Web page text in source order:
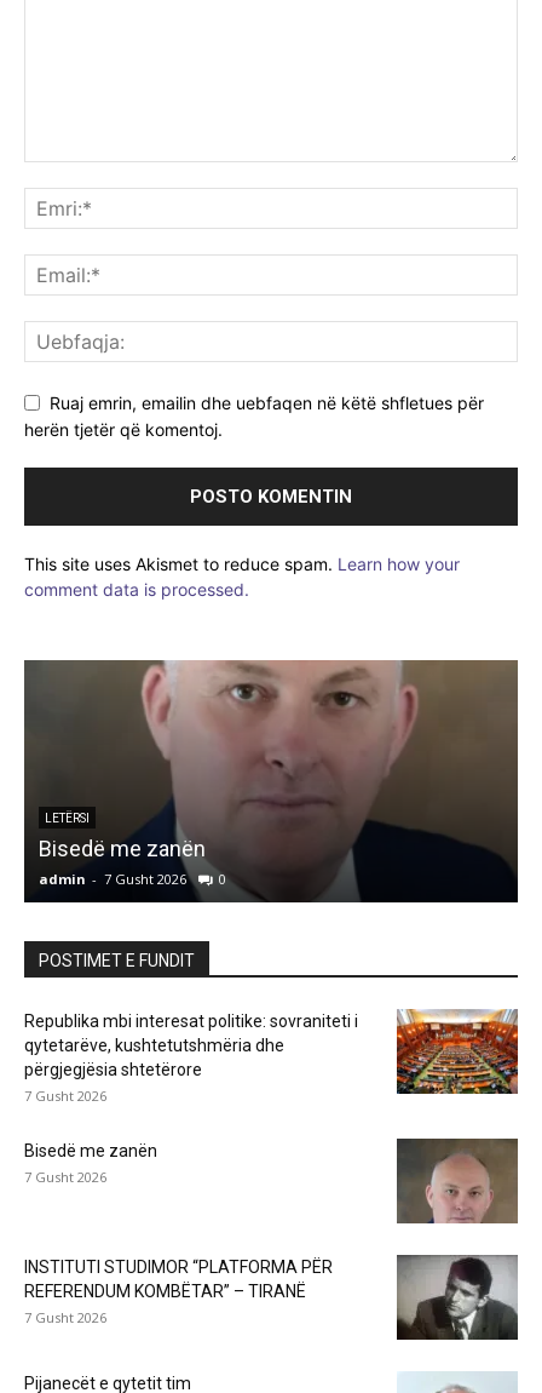
Ruaj emrin, emailin dhe uebfaqen në këtë shfletues për
herën tjetër që komentoj.
This site uses Akismet to reduce spam. Learn how your
comment data is processed.
LETËRSI
Bisedë me zanën
admin - 7 Gusht 2026 0
POSTIMET E FUNDIT
Republika mbi interesat politike: sovraniteti i
qytetarëve, kushtetutshmëria dhe
përgjegjësia shtetërore
7 Gusht 2026
Bisedë me zanën
7 Gusht 2026
INSTITUTI STUDIMOR “PLATFORMA PËR
REFERENDUM KOMBËTAR” – TIRANË
7 Gusht 2026
Pijanecët e qytetit tim